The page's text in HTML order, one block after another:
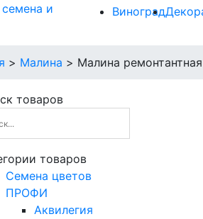
Виноград
> Малина > Малина
товаров
товаров
Cемена цветов
ПРОФИ
Аквилегия